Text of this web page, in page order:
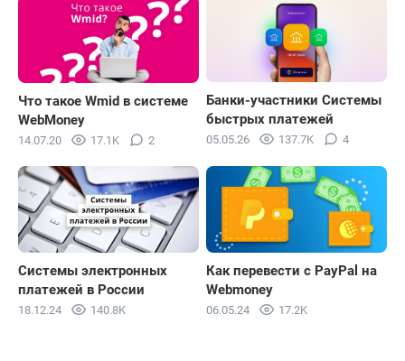
Что такое Wmid в системе
WebMoney
14.07.20 17.1K 2
Банки-участники Системы
быстрых платежей
05.05.26 137.7K 4
Системы электронных
платежей в России
18.12.24 140.8K
Как перевести с PayPal на
Webmoney
06.05.24 17.2K